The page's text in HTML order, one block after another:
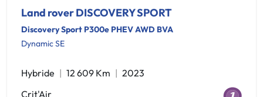
Land rover DISCOVERY SPORT
Discovery Sport P300e PHEV AWD BVA
Dynamic SE
Hybride 12 609 Km
2023
Crit'Air